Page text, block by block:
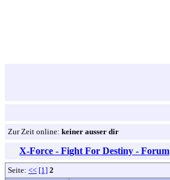
Zur Zeit online: keiner ausser dir
X-Force - Fight For Destiny - Forum
Seite: << [1] 2